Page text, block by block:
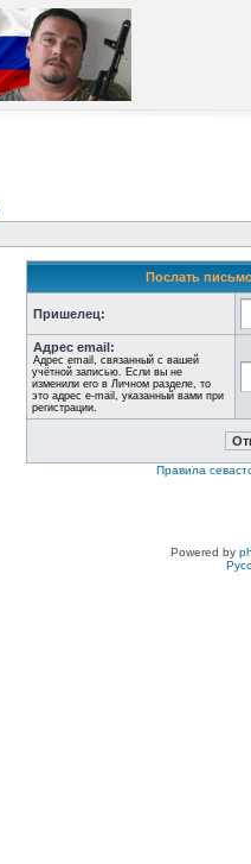
Послать
Пришелец:
Адрес email:
Адрес email, связанный с вашей
учётной записью. Если вы не
изменили его в Личном разделе, то
это адрес e-mail, указанный вами при
регистрации.
Правила
Powered by